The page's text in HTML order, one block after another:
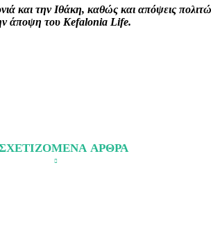
και την Ιθάκη, καθώς και απόψεις
άποψη του Kefalonia Life.
ΑΡΘΡΑ